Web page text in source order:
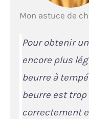
Mon astuce de
Pour obtenir
encore plus
beurre à
beurre est
correctement